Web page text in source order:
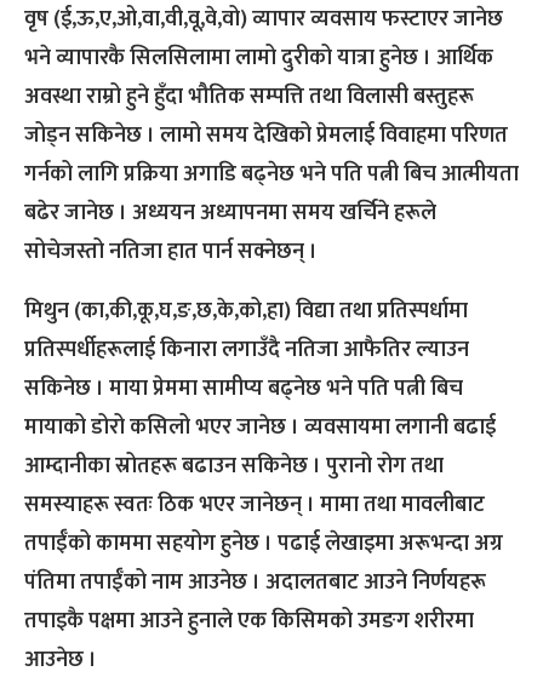
वृष (ई,ऊ,ए,ओ,वा,वी,वू,वे,वो) व्यापार व्यवसाय फस्टाएर जानेछ
भने व्यापारकै सिलसिलामा लामो दुरीको यात्रा हुनेछ । आर्थिक
अवस्था राम्रो हुने हुँदा भौतिक सम्पत्ति तथा विलासी बस्तुहरू
जोड्न सकिनेछ । लामो समय देखिको प्रेमलाई विवाहमा परिणत
गर्नको लागि प्रक्रिया अगाडि बढ्नेछ भने पति पत्नी बिच आत्मीयता
बढेर जानेछ । अध्ययन अध्यापनमा समय खर्चिने हरूले
सोचेजस्तो नतिजा हात पार्न सक्नेछन् ।
मिथुन (का,की,कू,घ,ङ,छ,के,को,हा) विद्या तथा प्रतिस्पर्धामा
प्रतिस्पर्धीहरूलाई किनारा लगाउँदै नतिजा आफैतिर ल्याउन
सकिनेछ । माया प्रेममा सामीप्य बढ्नेछ भने पति पत्नी बिच
मायाको डोरो कसिलो भएर जानेछ । व्यवसायमा लगानी बढाई
आम्दानीका स्रोतहरू बढाउन सकिनेछ । पुरानो रोग तथा
समस्याहरू स्वतः ठिक भएर जानेछन् । मामा तथा मावलीबाट
तपाईँको काममा सहयोग हुनेछ । पढाई लेखाइमा अरूभन्दा अग्र
पंतिमा तपाईँको नाम आउनेछ । अदालतबाट आउने निर्णयहरू
तपाइकै पक्षमा आउने हुनाले एक किसिमको उमङग शरीरमा
आउनेछ ।